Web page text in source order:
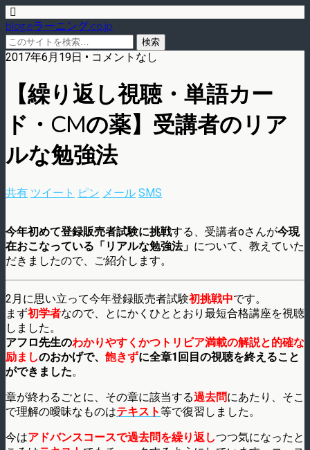
blog.eラーニング.co.jp
2017年6月19日 • コメントなし
【繰り返し視聴・単語カー
ド・CMの薬】受講者のリア
ルな勉強法
共有 ツイート ピン メール SMS
今年初めて登録販売者試験に挑戦する、受講者oさんが今現
在おこなっている「リアルな勉強法」 について、教えていた
だきましたので、ご紹介します。
2月に思い立って今年登録販売者試験初挑戦中です。
まず初学者なので、とにかくひととおり最短合格講座を視聴
しました。
アフロ先生のわかりやすくかつトリビア満載の解説と的確な
励ましのおかげで、 飽きずに全章1回目の視聴を終えること
ができました。
章が終わるごとに、その章に該当する過去問にあたり、そこ
で理解の曖昧なものはテキスト等で復習しました。
今はアドバンスコースで過去問を繰り返しつつ気になったと